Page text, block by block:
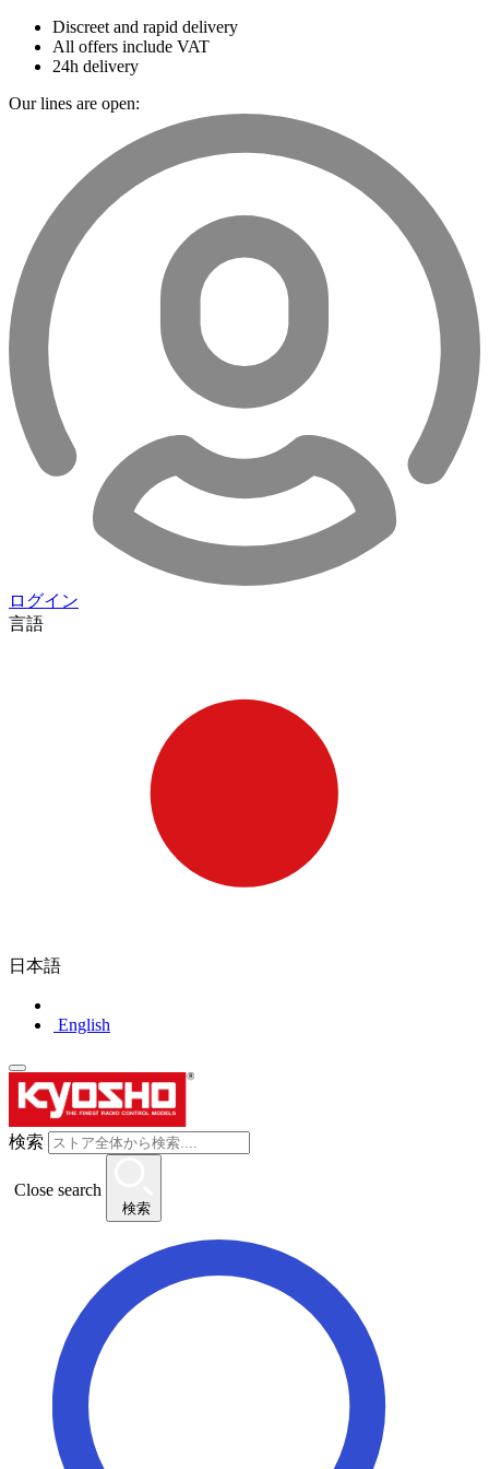
Discreet and rapid delivery
All offers include VAT
24h delivery
Our lines are open:
ログイン
言語
日本語
English
検索
Close search
検索